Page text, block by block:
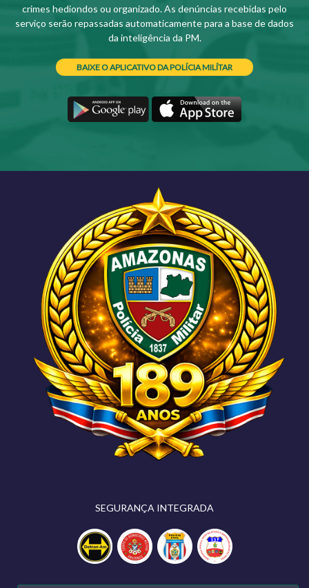
crimes hediondos ou organizado. As denúncias recebidas pelo
serviço serão repassadas automaticamente para a base de dados
da inteligência da PM.
BAIXE O APLICATIVO DA POLÍCIA MILÍTAR
SEGURANÇA INTEGRADA